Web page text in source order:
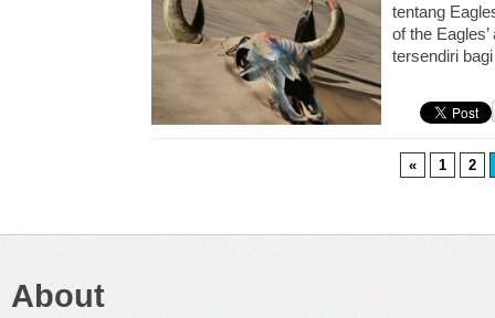
tentang
of the
tersendiri
« 1 2
About